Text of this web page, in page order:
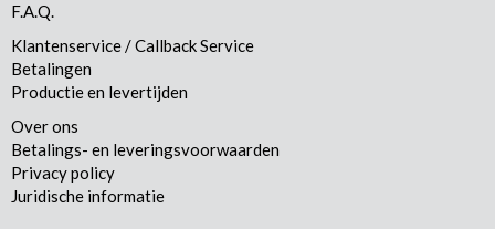
F.A.Q.
Klantenservice / Callback Service
Betalingen
Productie en levertijden
Over ons
Betalings- en leveringsvoorwaarden
Privacy policy
Juridische informatie